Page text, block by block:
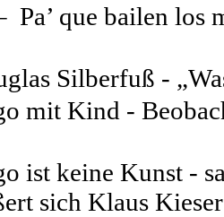
Pa’ que bailen los
Silberfuß -
mit Kind -
ist keine Kunst -
sich Klaus Kieser